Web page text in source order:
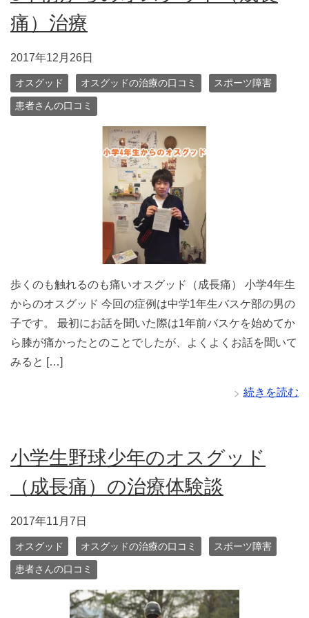
痛）治療
2017年12月26日
オスグッド オスグッドの治療の口コミ スポーツ障害
患者さんの口コミ
歩くのも触れるのも痛いオスグッド（成長痛） 小学4年生
からのオスグッド 今回の症例は中学1年生バスケ部の男の
子です。 最初にお話を聞いた際は1年前バスケを始めてか
ら膝が痛かったとのことでしたが、よくよくお話を聞いて
みると […]
続きを読む
小学生野球少年のオスグッド
（成長痛）の治療体験談
2017年11月7日
オスグッド オスグッドの治療の口コミ スポーツ障害
患者さんの口コミ